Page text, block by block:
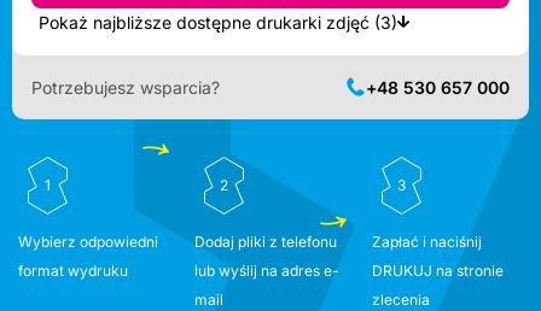
Pokaż najbliższe dostępne drukarki zdjęć (3)
Potrzebujesz wsparcia? +48 530 657 000
1
Wybierz odpowiedni
format wydruku
2
Dodaj pliki z telefonu
lub wyślij na adres e-
mail
3
Zapłać i naciśnij
DRUKUJ na stronie
zlecenia